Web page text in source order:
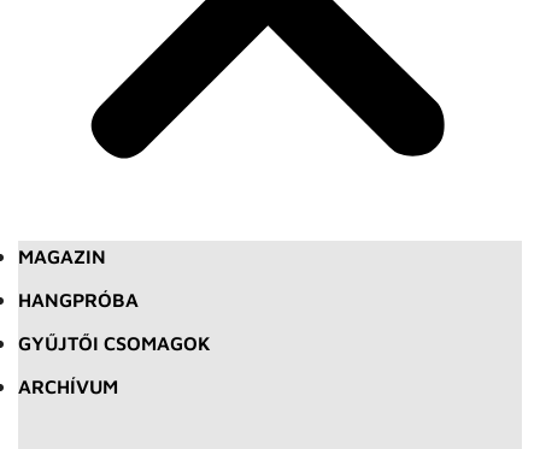
MAGAZIN
HANGPRÓBA
GYŰJTŐI CSOMAGOK
ARCHÍVUM